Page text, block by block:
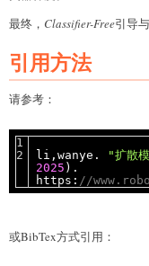
最终， Classifier-Free引导
引用方法
请参考：
li,wanye. "扩散
2025 ).
https: //
或BibTex方式引用：